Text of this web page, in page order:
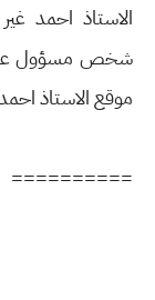
الاستاذ احمد
شخص مسؤول عن
موقع الاستاذ
==========